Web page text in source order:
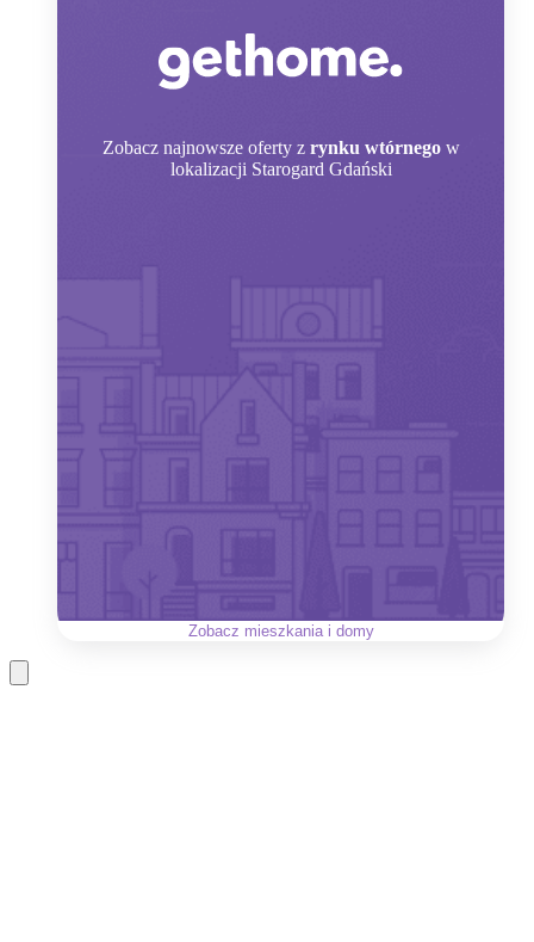
Zobacz najnowsze oferty z rynku wtórnego w
lokalizacji Starogard Gdański
Zobacz mieszkania i domy